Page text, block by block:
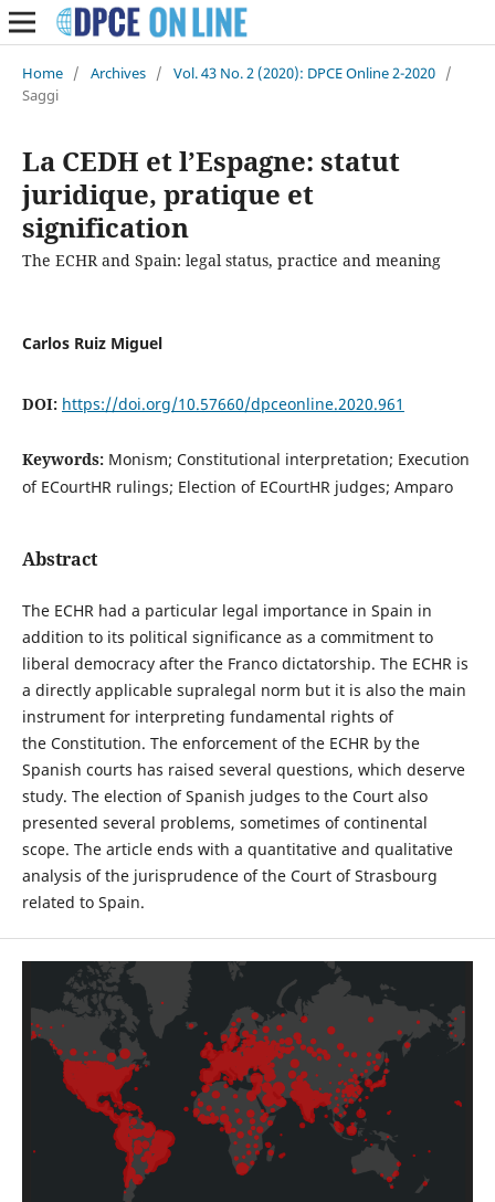
Home / Archives / Vol. 43 No. 2 (2020): DPCE Online 2-2020 /
Saggi
La CEDH et l’Espagne: statut
juridique, pratique et
signification
The ECHR and Spain: legal status, practice and meaning
Carlos Ruiz Miguel
DOI: https://doi.org/10.57660/dpceonline.2020.961
Keywords: Monism; Constitutional interpretation; Execution
of ECourtHR rulings; Election of ECourtHR judges; Amparo
Abstract
The ECHR had a particular legal importance in Spain in
addition to its political significance as a commitment to
liberal democracy after the Franco dictatorship. The ECHR is
a directly applicable supralegal norm but it is also the main
instrument for interpreting fundamental rights of
the Constitution. The enforcement of the ECHR by the
Spanish courts has raised several questions, which deserve
study. The election of Spanish judges to the Court also
presented several problems, sometimes of continental
scope. The article ends with a quantitative and qualitative
analysis of the jurisprudence of the Court of Strasbourg
related to Spain.